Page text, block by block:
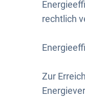
rechtlich
Zur